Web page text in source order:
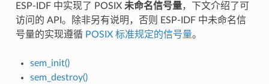
ESP-IDF 中实现了 POSIX 未命名信号量，下文介绍了可
访问的 API。除非另有说明，否则 ESP-IDF 中未命名信
号量的实现遵循 POSIX 标准规定的信号量。
sem_init()
sem_destroy()